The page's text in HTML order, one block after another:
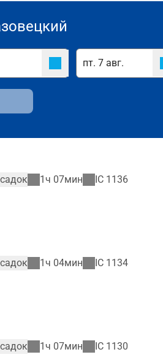
1ч 07мин IC 1136
1ч 04мин IC 1134
1ч 07мин IC 1130